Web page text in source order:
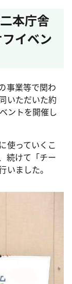
本庁舎
イベン
事業等で関わ
いただいた約
ントを開催し
使っていくこ
続けて「チー
いました。